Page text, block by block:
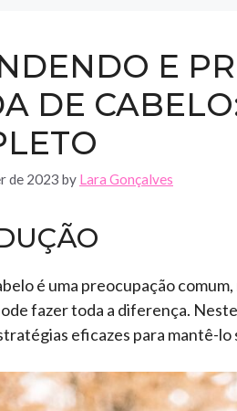
E
DE
de 2023 by Lara Gonçalves
é uma preocupação
fazer toda a diferença.
eficazes para mantê-lo